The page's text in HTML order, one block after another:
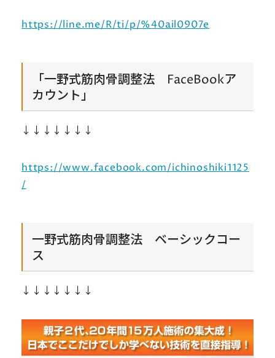
https://line.me/R/ti/p/%40ail0907e
「一野式筋肉骨調整法 FaceBookア
カウント」
↓↓↓↓↓↓↓
https://www.facebook.com/ichinoshiki1125
/
一野式筋肉骨調整法 ベーシックコー
ス
↓↓↓↓↓↓↓